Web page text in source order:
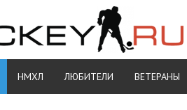
НМХЛ ЛЮБИТЕЛИ ВЕТЕРАНЫ